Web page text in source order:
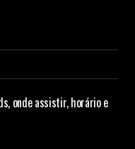
onde assistir, horário e